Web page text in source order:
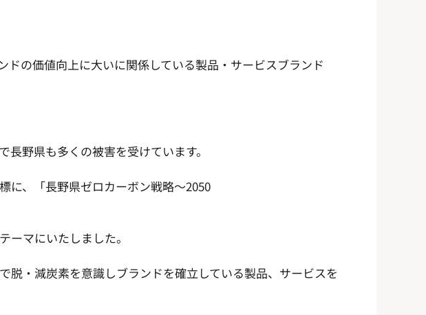
の価値向上に大いに関係している製品・サービスブランド
野県も多くの被害を受けています。
に、「長野県ゼロカーボン戦略～2050
マにいたしました。
・減炭素を意識しブランドを確立している製品、サービスを